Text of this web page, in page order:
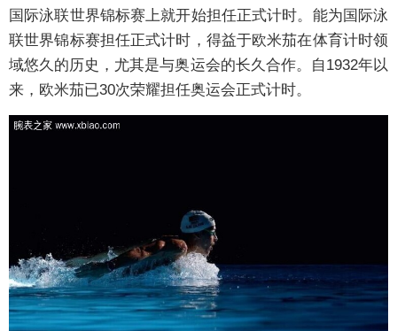
国际泳联世界锦标赛上就开始担任正式计时。能为国际泳
联世界锦标赛担任正式计时，得益于欧米茄在体育计时领
域悠久的历史，尤其是与奥运会的长久合作。自1932年以
来，欧米茄已30次荣耀担任奥运会正式计时。